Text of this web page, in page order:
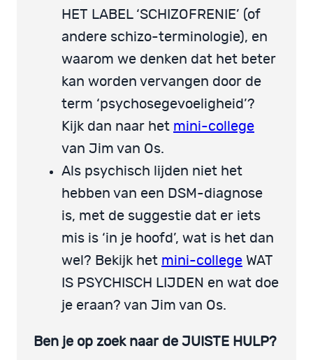
HET LABEL ‘SCHIZOFRENIE’ (of
andere schizo-terminologie), en
waarom we denken dat het beter
kan worden vervangen door de
term ‘psychosegevoeligheid’?
Kijk dan naar het mini-college
van Jim van Os.
Als psychisch lijden niet het
hebben van een DSM-diagnose
is, met de suggestie dat er iets
mis is ‘in je hoofd’, wat is het dan
wel? Bekijk het mini-college WAT
IS PSYCHISCH LIJDEN en wat doe
je eraan? van Jim van Os.
Ben je op zoek naar de JUISTE HULP?